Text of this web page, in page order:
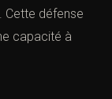
Cette défense
capacité à